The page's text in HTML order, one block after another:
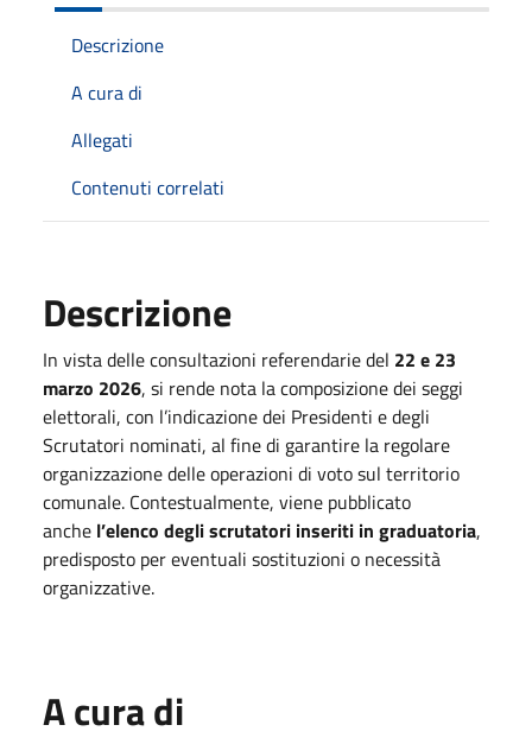
Descrizione
A cura di
Allegati
Contenuti correlati
Descrizione
In vista delle consultazioni referendarie del 22 e 23
marzo 2026, si rende nota la composizione dei seggi
elettorali, con l’indicazione dei Presidenti e degli
Scrutatori nominati, al fine di garantire la regolare
organizzazione delle operazioni di voto sul territorio
comunale. Contestualmente, viene pubblicato
anche l’elenco degli scrutatori inseriti in graduatoria,
predisposto per eventuali sostituzioni o necessità
organizzative.
A cura di